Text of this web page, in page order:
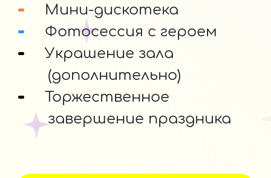
Мини-дискотека
Фотосессия с героем
Украшение зала
(дополнительно)
Торжественное
завершение праздника